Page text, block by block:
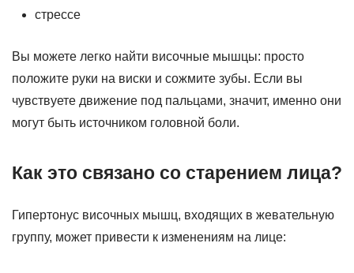
стрессе
Вы можете легко найти височные мышцы: просто
положите руки на виски и сожмите зубы. Если вы
чувствуете движение под пальцами, значит, именно они
могут быть источником головной боли.
Как это связано со старением лица?
Гипертонус височных мышц, входящих в жевательную
группу, может привести к изменениям на лице: